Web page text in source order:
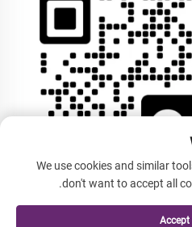
We use cookies and similar
don't want to accept all
Accept